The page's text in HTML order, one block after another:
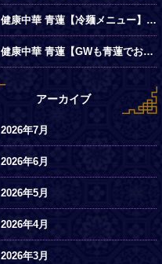
健康中華 青蓮【冷麺メニュー】一部店舗にてスタート
健康中華 青蓮【GWも青蓮でお待ちしております】
アーカイブ
2026年7月
2026年6月
2026年5月
2026年4月
2026年3月